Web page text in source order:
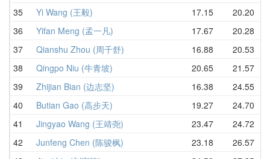
35
Yi Wang (王毅) 17.15 20.20
36
Yifan Meng (孟一凡) 17.67 20.28
37
Qianshu Zhou (周千舒) 16.88 20.53
38
Qingpo Niu (牛青坡) 20.65 21.57
39
Zhijian Bian (边志坚) 16.38 24.55
40
Butian Gao (高步天) 19.27 24.70
41
Jingyao Wang (王靖尧) 23.47 24.72
42
Junfeng Chen (陈骏枫) 23.18 26.57